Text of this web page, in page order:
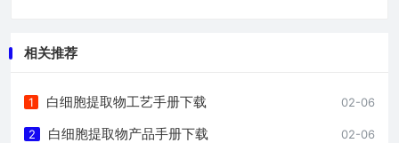
相关推荐
02-06
1 白细胞提取物工艺手册下载
02-06
2 白细胞提取物产品手册下载